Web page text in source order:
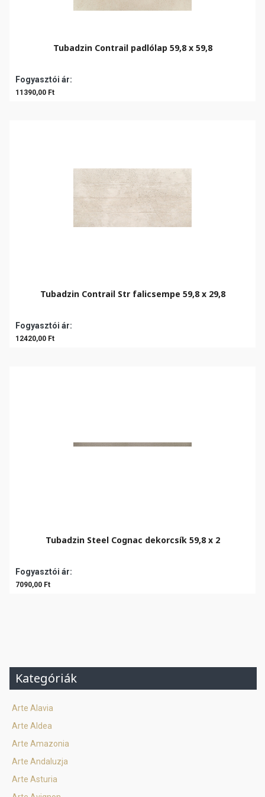
Tubadzin Contrail padlólap 59,8 x 59,8
Fogyasztói ár:
11390,00 Ft
Tubadzin Contrail Str falicsempe 59,8 x 29,8
Fogyasztói ár:
12420,00 Ft
Tubadzin Steel Cognac dekorcsík 59,8 x 2
Fogyasztói ár:
7090,00 Ft
Kategóriák
Arte Alavia
Arte Aldea
Arte Amazonia
Arte Andaluzja
Arte Asturia